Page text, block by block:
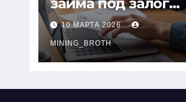
ПТС онлайн на
карту без визита в
офис: порядок,
требования и
10 МАРТА 2026
MINING_BROTH